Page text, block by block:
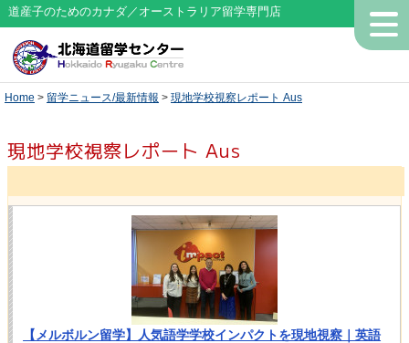
道産子のためのカナダ／オーストラリア留学専門店
Home > 留学ニュース/最新情報 > 現地学校視察レポート Aus
現地学校視察レポート Aus
【メルボルン留学】人気語学学校インパクトを現地視察｜英語